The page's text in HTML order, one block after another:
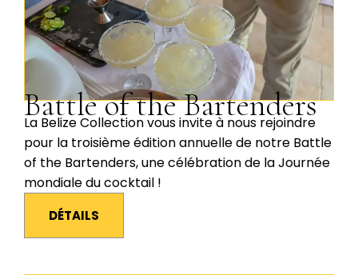
Battle of the Bartenders
La Belize Collection vous invite à nous rejoindre
pour la troisième édition annuelle de notre Battle
of the Bartenders, une célébration de la Journée
mondiale du cocktail !
DÉTAILS